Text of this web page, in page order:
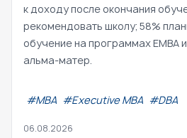
к доходу после окончания
рекомендовать школу; 58%
обучение на программах EMBA
альма-матер.
#МВА #Executive MBA #DBA
06.08.2026